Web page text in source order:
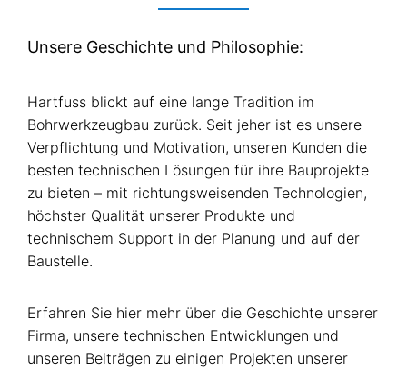
Unsere Geschichte und Philosophie:
Hartfuss blickt auf eine lange Tradition im
Bohrwerkzeugbau zurück. Seit jeher ist es unsere
Verpflichtung und Motivation, unseren Kunden die
besten technischen Lösungen für ihre Bauprojekte
zu bieten – mit richtungsweisenden Technologien,
höchster Qualität unserer Produkte und
technischem Support in der Planung und auf der
Baustelle.
Erfahren Sie hier mehr über die Geschichte unserer
Firma, unsere technischen Entwicklungen und
unseren Beiträgen zu einigen Projekten unserer